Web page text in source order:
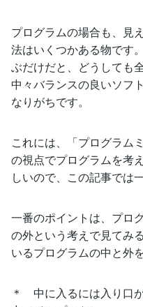
プログラムの場合も、見
法はいくつかある物です
ぶだけだと、どうしても
中々バランスの良いソフ
なりがちです。
これには、「プログラム
の視点でプログラムを考
しいので、この記事では
一番のポイントは、プロ
の外という考えで見てみ
いるプログラムの中と外
＊ 中に入るには入り